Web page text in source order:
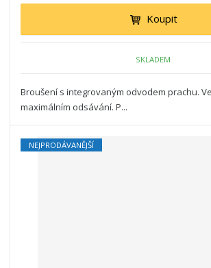
Koupit
SKLADEM
Broušení s integrovaným odvodem prachu.
maximálním odsávání. P...
NEJPRODÁVANĚJŠÍ